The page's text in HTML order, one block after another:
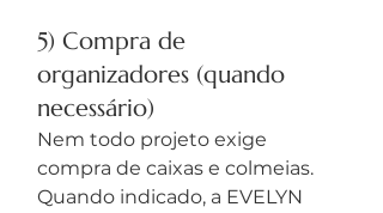
5) Compra de
organizadores (quando
necessário)
Nem todo projeto exige
compra de caixas e colmeias.
Quando indicado, a EVELYN